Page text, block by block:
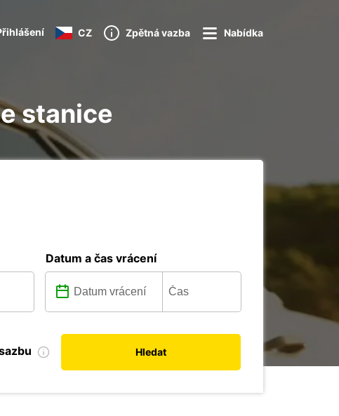
CZ Zpětná vazba Nabídka
stanice
Datum a čas vrácení
Hledat